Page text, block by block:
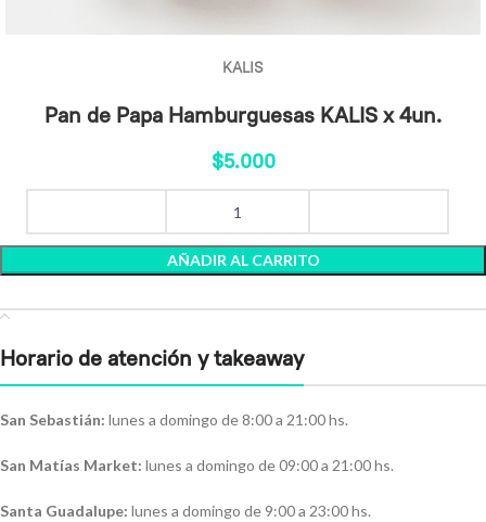
KALIS
Pan de Papa Hamburguesas KALIS x 4un.
$5.000
AÑADIR AL CARRITO
Horario de atención y takeaway
San Sebastián: lunes a domingo de 8:00 a 21:00 hs.
San Matías Market: lunes a domingo de 09:00 a 21:00 hs.
Santa Guadalupe: lunes a domingo de 9:00 a 23:00 hs.